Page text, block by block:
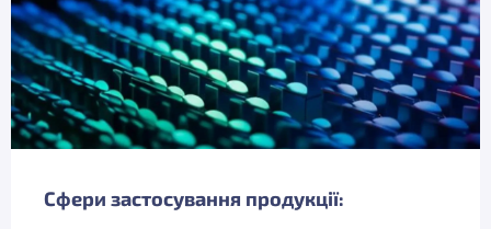
Сфери застосування продукції: